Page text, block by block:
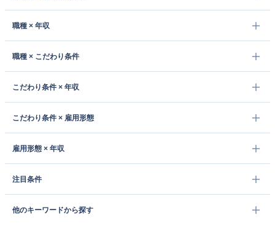
職種 × 年収
職種 × こだわり条件
こだわり条件 × 年収
こだわり条件 × 雇用形態
雇用形態 × 年収
注目条件
他のキーワードから探す